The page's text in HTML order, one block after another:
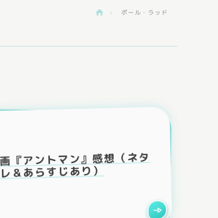
ポール・ラッド
『アントマン』感想（ネタ
＆あらすじあり）